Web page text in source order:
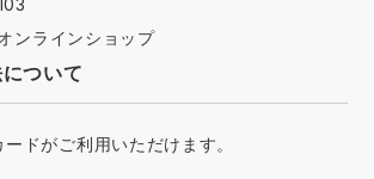
ンラインショップ
ついて
ドがご利用いただけます。